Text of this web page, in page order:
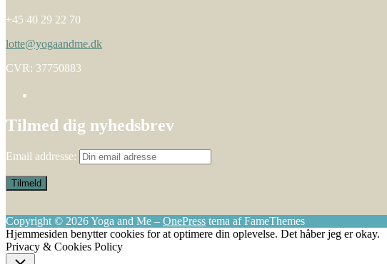
+45 40 29 22 70
lotte@yogaandme.dk
CVR: 37750883
Tilmed dig nyhedsbrev
Email addresse:
Copyright © 2026 Yoga and Me – OnePress tema af FameThemes
Hjemmesiden benytter cookies for at optimere din oplevelse. Det håber jeg er okay.
Privacy & Cookies Policy